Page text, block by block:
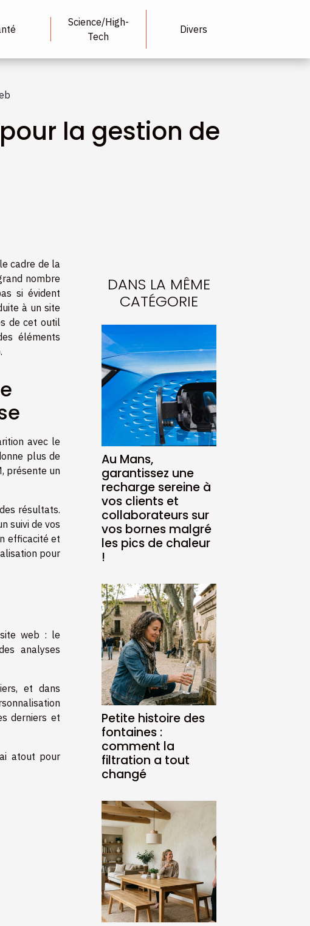
Science/High-
Tech
Divers
la gestion de
cadre de la
nombre
si évident
à un site
de cet outil
éléments
avec le
plus de
présente un
résultats.
suivi de vos
efficacité et
pour
web : le
analyses
et dans
derniers et
atout pour
DANS LA MÊME
CATÉGORIE
Au Mans,
garantissez une
recharge sereine à
vos clients et
collaborateurs sur
vos bornes malgré
les pics de chaleur
!
Petite histoire des
fontaines :
comment la
filtration a tout
changé